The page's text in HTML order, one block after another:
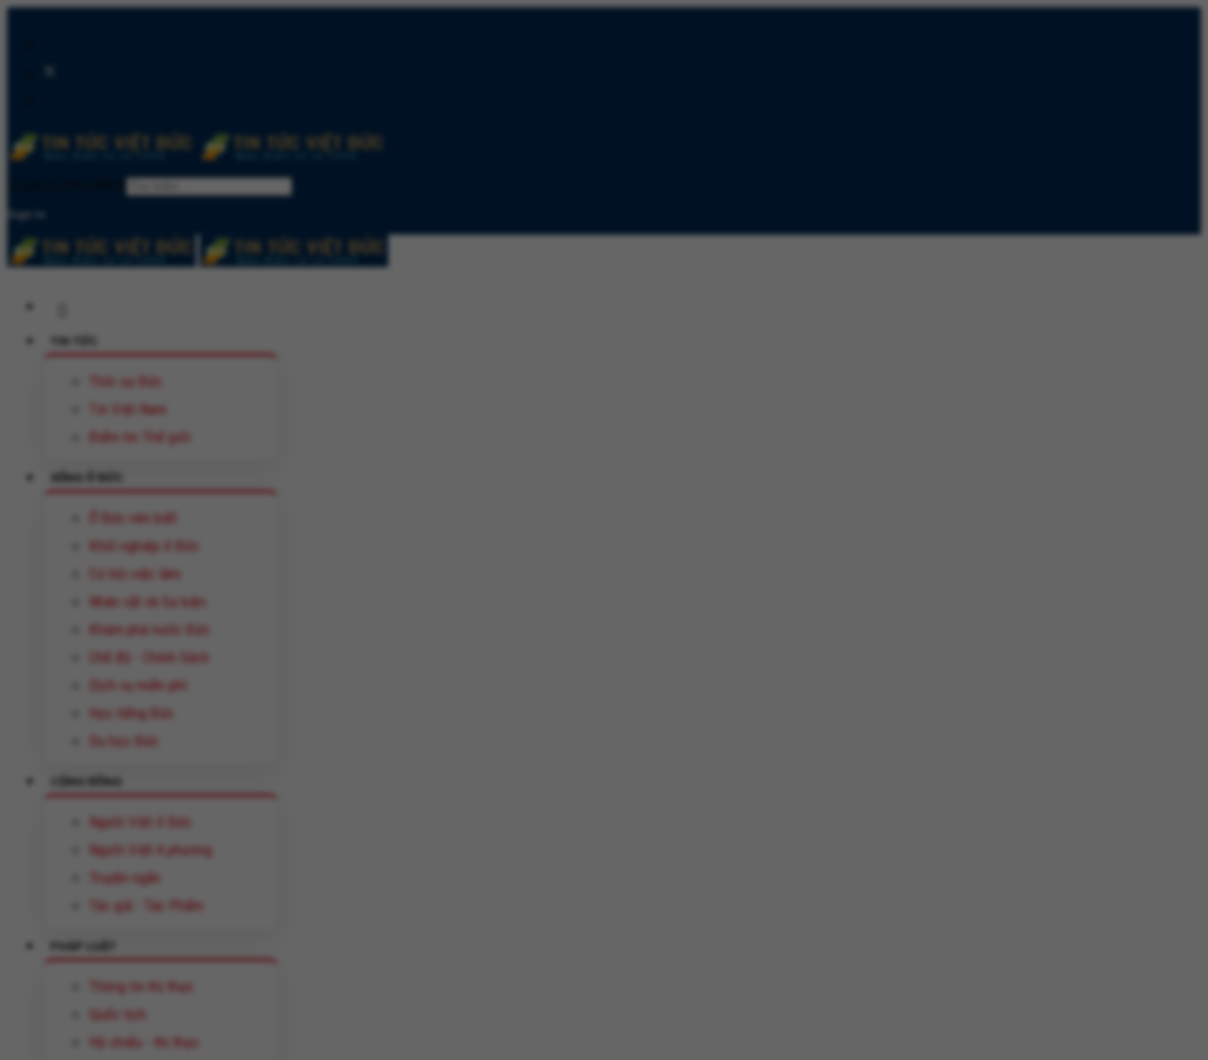
Sign In
TIN TỨC
Thời sự Đức
Tin Việt Nam
Điểm tin Thế giới
SỐNG Ở ĐỨC
Ở Đức nên biết
Khởi nghiệp ở Đức
Cơ hội việc làm
Nhân vật và Sự kiện
Khám phá nước Đức
Chế độ - Chính Sách
Dịch vụ miễn phí
Học tiếng Đức
Du học Đức
CỘNG ĐỒNG
Người Việt ở Đức
Người Việt 4 phương
Truyện ngắn
Tác giả - Tác Phẩm
Thông tin thị thực
Quốc tịch
Hộ chiếu - thị thực